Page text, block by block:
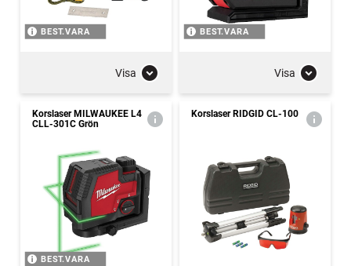
BEST.VARA
Visa
BEST.VARA
Visa
Korslaser MILWAUKEE L4
CLL-301C Grön
BEST.VARA
Korslaser RIDGID CL-100